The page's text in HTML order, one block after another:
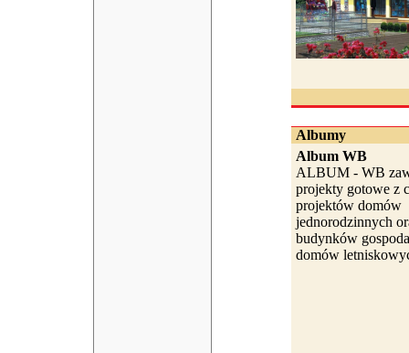
Albumy
Album WB
ALBUM - WB
projekty gotowe z
projektów domów
jednorodzinnych
budynków
domów